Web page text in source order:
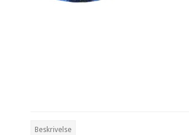
Beskrivelse